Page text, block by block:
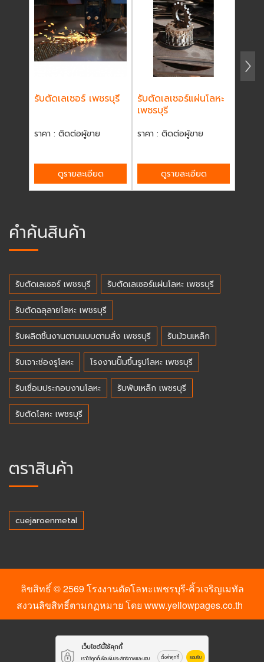
รับตัดเลเซอร์ เพชรบุรี
ราคา : ติดต่อผู้ขาย
ดูรายละเอียด
รับตัดเลเซอร์แผ่นโลหะ
เพชรบุรี
ราคา : ติดต่อผู้ขาย
ดูรายละเอียด
คำค้นสินค้า
รับตัดเลเซอร์ เพชรบุรี รับตัดเลเซอร์แผ่นโลหะ เพชรบุรี
รับตัดฉลุลายโลหะ เพชรบุรี
รับผลิตชิ้นงานตามแบบตามสั่ง เพชรบุรี รับม้วนเหล็ก
รับเจาะช่องรูโลหะ โรงงานปั๊มขึ้นรูปโลหะ เพชรบุรี
รับเชื่อมประกอบงานโลหะ รับพับเหล็ก เพชรบุรี
รับตัดโลหะ เพชรบุรี
ตราสินค้า
cuejaroenmetal
ลิขสิทธิ์ © 2569โรงงานตัดโลหะเพชรบุรี-คิ้วเจริญเมทัล
สงวนลิขสิทธิ์ตามกฏหมาย โดย www.yellowpages.co.th
เว็บไซต์นี้ใช้คุกกี้
เราใช้คุกกี้เพื่อเพิ่มประสิทธิภาพและมอบ
ตั้งค่าคุกกี้ ยอมรับ